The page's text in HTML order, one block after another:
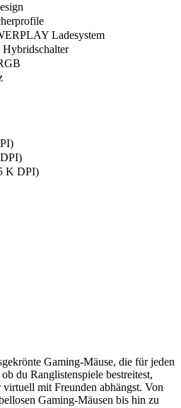
Ladesystem
K DPI)
Gaming-Mäuse, die für jeden
du Ranglistenspiele bestreitest,
mit Freunden abhängst. Von
Gaming-Mäusen bis hin zu